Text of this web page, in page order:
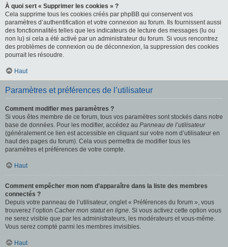
À quoi sert « Supprimer les cookies » ?
Cela supprime tous les cookies créés par phpBB qui conservent vos
paramètres d’authentification et votre connexion au forum. Ils fournissent aussi
des fonctionnalités telles que les indicateurs de lecture des messages (lu ou
non lu) si cela a été activé par un administrateur du forum. Si vous rencontrez
des problèmes de connexion ou de déconnexion, la suppression des cookies
pourrait les résoudre.
Haut
Paramètres et préférences de l’utilisateur
Comment modifier mes paramètres ?
Si vous êtes membre de ce forum, tous vos paramètres sont stockés dans notre
base de données. Pour les modifier, accédez au Panneau de l’utilisateur
(généralement ce lien est accessible en cliquant sur votre nom d’utilisateur en
haut des pages du forum). Cela vous permettra de modifier tous les
paramètres et préférences de votre compte.
Haut
Comment empêcher mon nom d’apparaître dans la liste des membres
connectés ?
Depuis votre panneau de l’utilisateur, onglet « Préférences du forum », vous
trouverez l’option Cacher mon statut en ligne. Si vous activez cette option vous
ne serez visible que par les administrateurs, les modérateurs et vous-même.
Vous serez compté parmi les membres invisibles.
Haut